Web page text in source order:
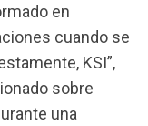
en
cuando se
KSI”,
sobre
una